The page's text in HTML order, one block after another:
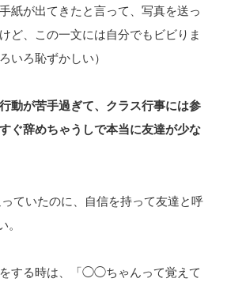
紙が出てきたと言って、写真を送っ
ど、この一文には自分でもビビりま
いろ恥ずかしい）
動が苦手過ぎて、クラス行事には参
ぐ辞めちゃうしで本当に友達が少な
ていたのに、自信を持って友達と呼
する時は、「◯◯ちゃんって覚えて